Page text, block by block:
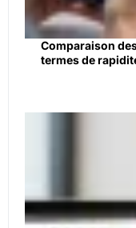
Comparaison
termes de